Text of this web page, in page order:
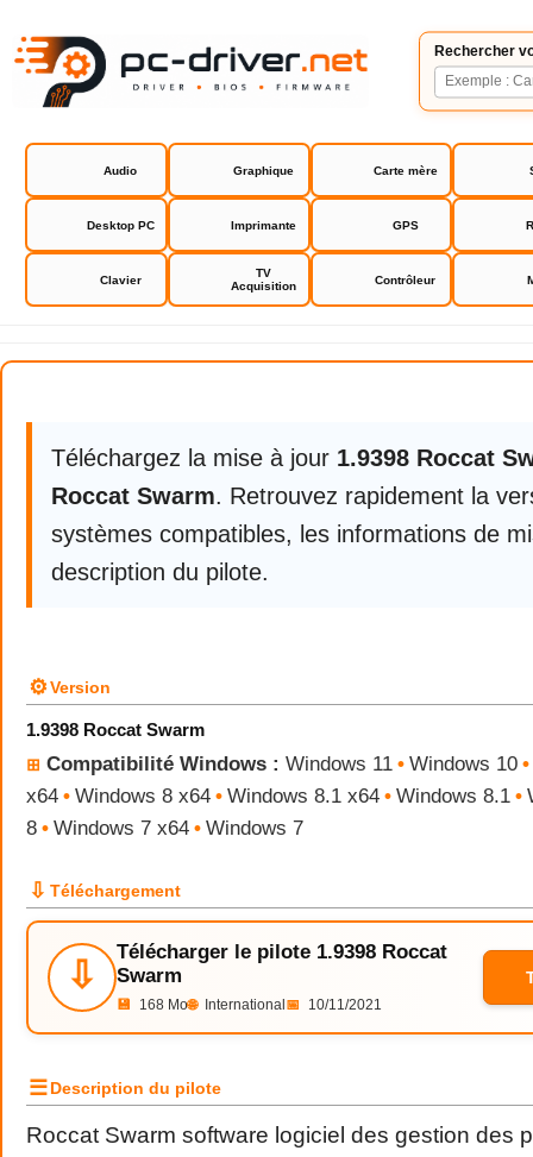
Rechercher
Audio Graphique Carte mère
Desktop PC Imprimante GPS
Clavier
TV
Acquisition
Contrôleur
Roccat Swarm
Téléchargez la mise à jour 1.9398 Roccat
Roccat Swarm. Retrouvez rapidement la
systèmes compatibles, les informations de
description du pilote.
⚙Version
1.9398 Roccat Swarm
⊞ Compatibilité Windows : Windows 11 • Windows 10 •
x64 • Windows 8 x64 • Windows 8.1 x64 • Windows 8.1 •
8 • Windows 7 x64 • Windows 7
⇩ Téléchargement
⇩
Télécharger le pilote 1.9398 Roccat
Swarm
💾 168 Mo🌐 International 📅 10/11/2021
☰Description du pilote
Roccat Swarm software logiciel des gestion des